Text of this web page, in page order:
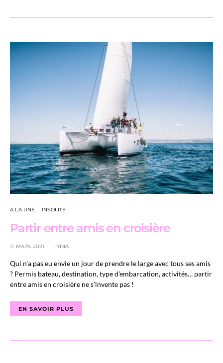
A LA UNE INSOLITE
Partir entre amis en croisière
11 MARS 2021 LYDIA
Qui n’a pas eu envie un jour de prendre le large avec tous ses amis
? Permis bateau, destination, type d’embarcation, activités… partir
entre amis en croisière ne s’invente pas !
EN SAVOIR PLUS